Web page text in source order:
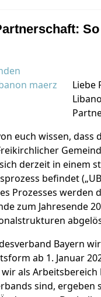
Liebe
euch wissen, dass
derzeit in einem
befindet
Prozesses werden
zum Jahresende
Bayern
ab 1. Januar
als Arbeitsbereich
sind, ergeben